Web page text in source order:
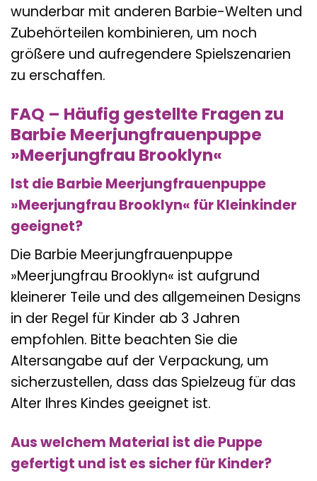
wunderbar mit anderen Barbie-Welten und
Zubehörteilen kombinieren, um noch
größere und aufregendere Spielszenarien
zu erschaffen.
FAQ – Häufig gestellte Fragen zu
Barbie Meerjungfrauenpuppe
»Meerjungfrau Brooklyn«
Ist die Barbie Meerjungfrauenpuppe
»Meerjungfrau Brooklyn« für Kleinkinder
geeignet?
Die Barbie Meerjungfrauenpuppe
»Meerjungfrau Brooklyn« ist aufgrund
kleinerer Teile und des allgemeinen Designs
in der Regel für Kinder ab 3 Jahren
empfohlen. Bitte beachten Sie die
Altersangabe auf der Verpackung, um
sicherzustellen, dass das Spielzeug für das
Alter Ihres Kindes geeignet ist.
Aus welchem Material ist die Puppe
gefertigt und ist es sicher für Kinder?